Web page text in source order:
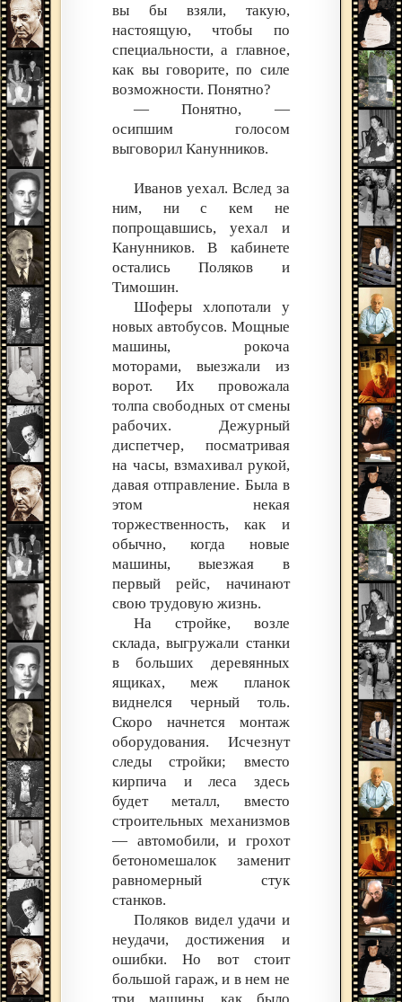
вы бы взяли, такую,
настоящую, чтобы по
специальности, а главное,
как вы говорите, по силе
возможности. Понятно?
— Понятно, —
осипшим голосом
выговорил Канунников.
Иванов уехал. Вслед за
ним, ни с кем не
попрощавшись, уехал и
Канунников. В кабинете
остались Поляков и
Тимошин.
Шоферы хлопотали у
новых автобусов. Мощные
машины, рокоча
моторами, выезжали из
ворот. Их провожала
толпа свободных от смены
рабочих. Дежурный
диспетчер, посматривая
на часы, взмахивал рукой,
давая отправление. Была в
этом некая
торжественность, как и
обычно, когда новые
машины, выезжая в
первый рейс, начинают
свою трудовую жизнь.
На стройке, возле
склада, выгружали станки
в больших деревянных
ящиках, меж планок
виднелся черный толь.
Скоро начнется монтаж
оборудования. Исчезнут
следы стройки; вместо
кирпича и леса здесь
будет металл, вместо
строительных механизмов
— автомобили, и грохот
бетономешалок заменит
равномерный стук
станков.
Поляков видел удачи и
неудачи, достижения и
ошибки. Но вот стоит
большой гараж, и в нем не
три машины, как было